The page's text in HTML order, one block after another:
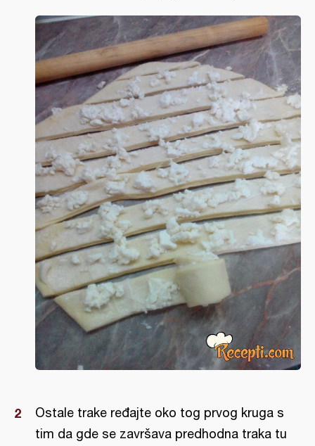
Ostale trake ređajte oko tog prvog kruga s
tim da gde se završava predhodna traka tu